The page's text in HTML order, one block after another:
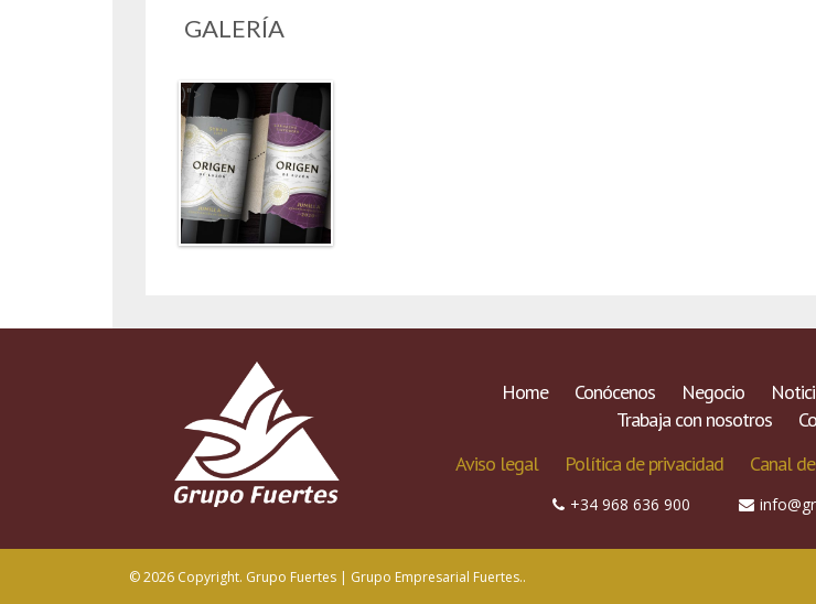
GALERÍA
)">
Home Conócenos Negocio
Trabaja con nosotros
Aviso legal
Política de privacidad Canal
+34 968 636 900
© 2026 Copyright. Grupo Fuertes | Grupo Empresarial Fuertes..